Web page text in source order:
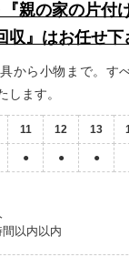
親の家の片付
収』はお任せ下
から小物まで。す
します。
11 12 13
● ● ●
以内以内